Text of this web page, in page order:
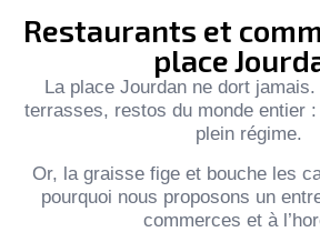
Restaurants et
place
La place Jourdan ne dort
terrasses, restos du monde entier
plein régime.
Or, la graisse fige et bouche les
pourquoi nous proposons un
commerces et à